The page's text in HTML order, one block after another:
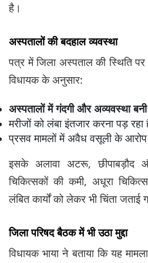
है।
अस्पतालों की बदहाल व्यवस्था
पत्र में जिला अस्पताल की स्थिति
विधायक के अनुसार:
अस्पतालों में गंदगी और अव्यवस्था
मरीजों को लंबा इंतजार करना पड़ रहा
प्रसव मामलों में अवैध वसूली के
इसके अलावा अटरू, छीपाबड़ौद
चिकित्सकों की कमी, अधूरा
लंबित कार्यों को लेकर भी चिंता जताई
जिला परिषद बैठक में भी उठा मुद्दा
विधायक भाया ने बताया कि यह